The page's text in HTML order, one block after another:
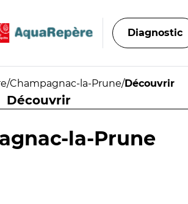
Diagnostic
/Champagnac-la-Prune/Découvrir
Découvrir
la-Prune